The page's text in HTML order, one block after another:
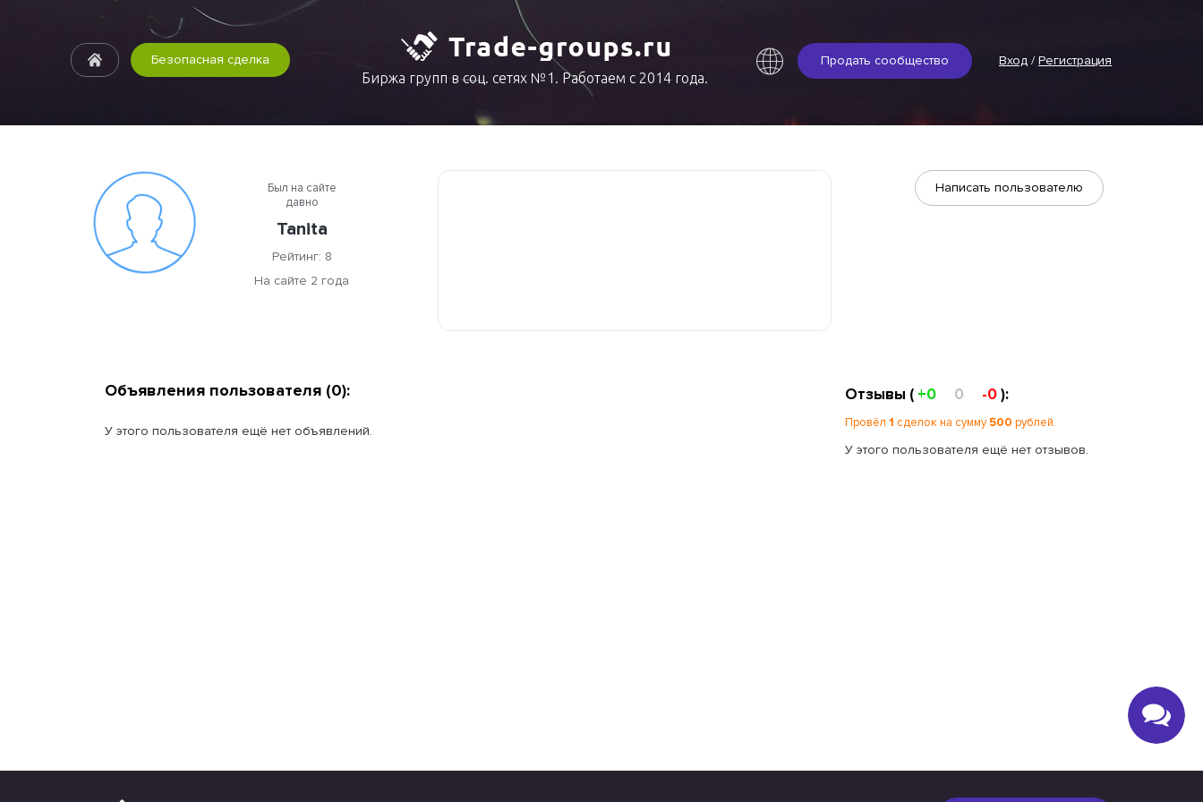
Продать сообщество Вход / Регистрация
Безопасная сделка
Биржа групп в соц. сетях №1. Работаем с 2014 года.
Был на сайте
давно
Tanita
Рейтинг: 8
На сайте 2 года
Написать пользователю
Объявления пользователя (0):
У этого пользователя ещё нет объявлений.
Отзывы ( +0 0 -0):
Провёл1 сделок на сумму500 рублей.
У этого пользователя ещё нет отзывов.